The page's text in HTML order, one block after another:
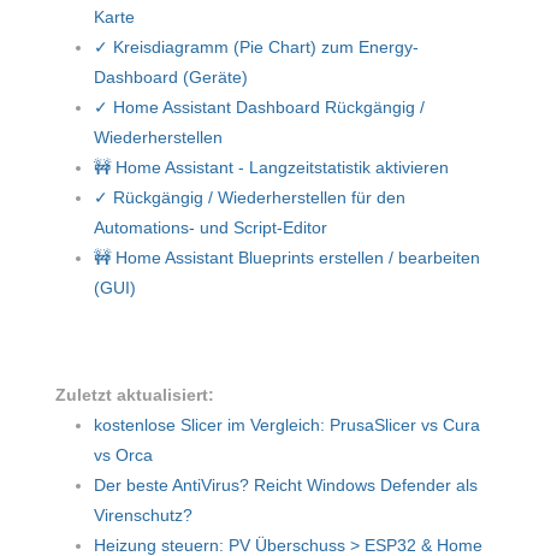
Karte
✓ Kreisdiagramm (Pie Chart) zum Energy-
Dashboard (Geräte)
✓ Home Assistant Dashboard Rückgängig /
Wiederherstellen
🚧 Home Assistant - Langzeitstatistik aktivieren
✓ Rückgängig / Wiederherstellen für den
Automations- und Script-Editor
🚧 Home Assistant Blueprints erstellen / bearbeiten
(GUI)
Zuletzt aktualisiert:
kostenlose Slicer im Vergleich: PrusaSlicer vs Cura
vs Orca
Der beste AntiVirus? Reicht Windows Defender als
Virenschutz?
Heizung steuern: PV Überschuss > ESP32 & Home